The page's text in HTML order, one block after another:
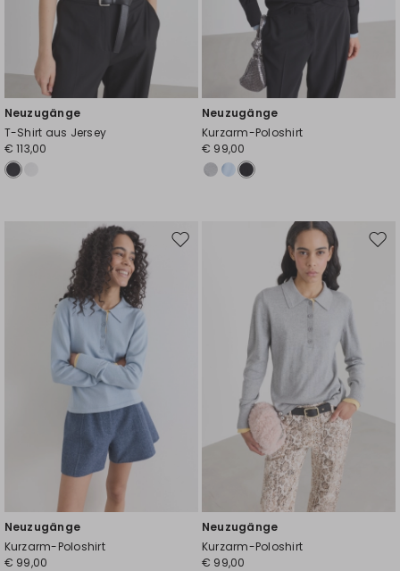
Neuzugänge
T-Shirt aus Jersey
€ 113,00
Neuzugänge
Kurzarm-Poloshirt
€ 99,00
Auf
Neuzugänge
Kurzarm-Poloshirt
€ 99,00
Auf
Neuzugänge
Kurzarm-Poloshirt
€ 99,00